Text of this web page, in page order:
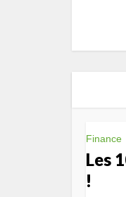
Finance
Les
!